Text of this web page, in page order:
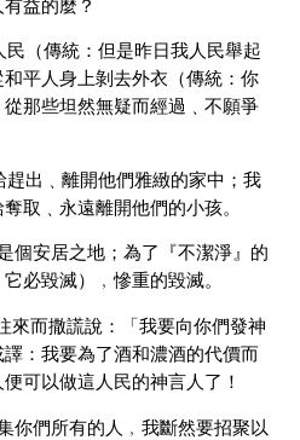
（傳統：但是昨日我人民舉起
平人身上剝去外衣（傳統：你
那些坦然無疑而經過﹑不願爭
出﹑離開他們雅緻的家中；我
取﹑永遠離開他們的小孩。
個安居之地；為了『不潔淨』的
必毀滅）﹐慘重的毀滅。
來而撒謊說：「我要向你們發神
：我要為了酒和濃酒的代價而
可以做這人民的神言人了！
你們所有的人﹐我斷然要招聚以